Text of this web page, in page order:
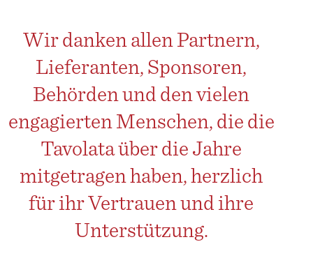
Wir danken allen Partnern,
Lieferanten, Sponsoren,
Behörden und den vielen
engagierten Menschen, die die
Tavolata über die Jahre
mitgetragen haben, herzlich
für ihr Vertrauen und ihre
Unterstützung.